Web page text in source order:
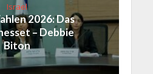
Israel
2026: Das
– Debbie
Biton